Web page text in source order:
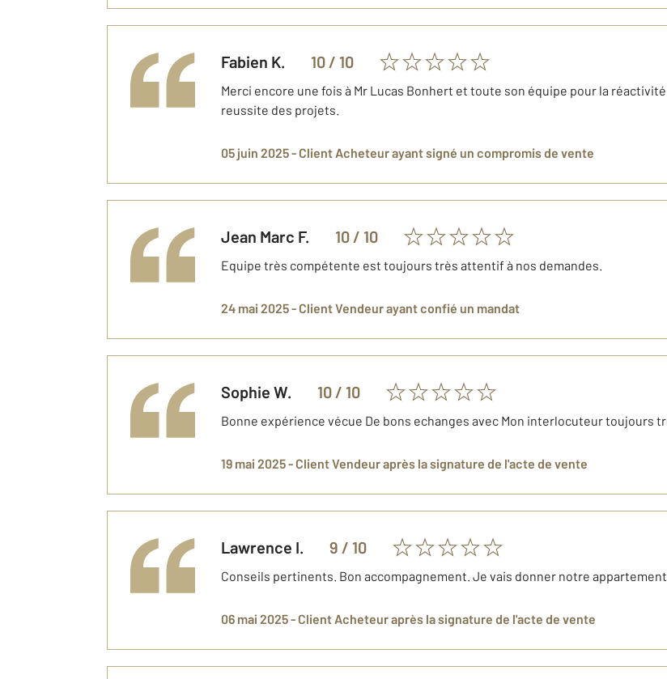
Fabien K. 10 / 10
Merci encore une fois à Mr Lucas Bonhert et toute son équipe pour la
reussite des projets.
05 juin 2025 - Client Acheteurayant signé un compromis de vente
Jean Marc F. 10 / 10
Equipe très compétente est toujours très attentif à nos demandes.
24 mai 2025 - Client Vendeurayant confié un mandat
Sophie W. 10 / 10
Bonne expérience vécue De bons echanges avec Mon interlocuteur toujours
19 mai 2025 - Client Vendeuraprès la signature de l'acte de vente
Lawrence I. 9 / 10
Conseils pertinents. Bon accompagnement. Je vais donner notre
06 mai 2025 - Client Acheteuraprès la signature de l'acte de vente